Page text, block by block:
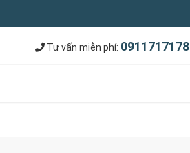
Tư vấn miễn phí: 0911717178